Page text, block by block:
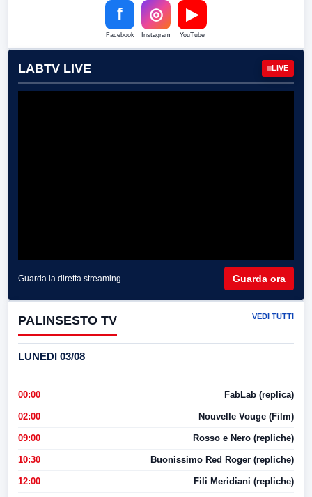
f
Facebook
◎
Instagram
▶
YouTube
LABTV LIVE LIVE
Guarda la diretta streaming Guarda ora
PALINSESTO TV VEDI TUTTI
LUNEDI 03/08
00:00 FabLab (replica)
02:00 Nouvelle Vouge (Film)
09:00 Rosso e Nero (repliche)
10:30 Buonissimo Red Roger (repliche)
12:00 Fili Meridiani (repliche)